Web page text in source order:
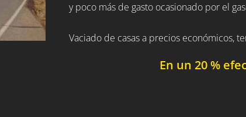
y poco más de gasto ocasionado por el
Vaciado de casas a precios económicos,
En un 20 %